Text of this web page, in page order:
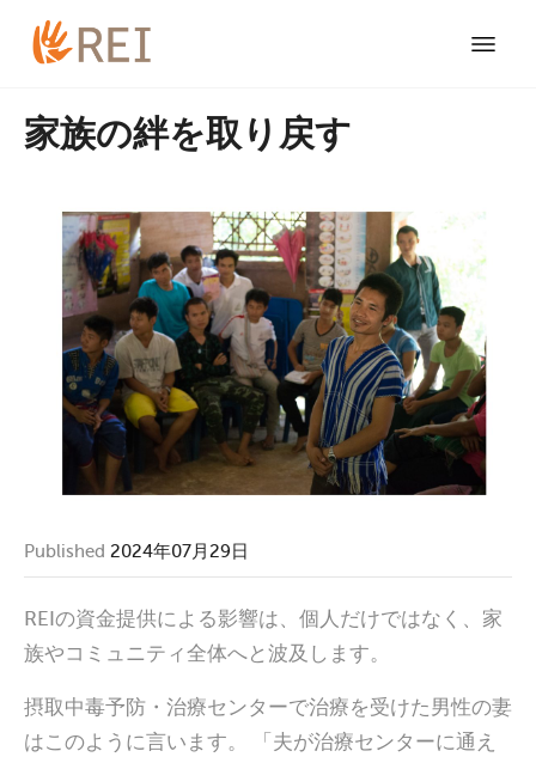
家族の絆を取り戻す
Published 2024年07月29日
REIの資金提供による影響は、個人だけではなく、家
族やコミュニティ全体へと波及します。
摂取中毒予防・治療センターで治療を受けた男性の妻
はこのように言います。 「夫が治療センターに通え